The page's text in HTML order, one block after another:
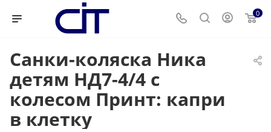
0
Санки-коляска Ника
детям НД7-4/4 с
колесом Принт: капри
в клетку